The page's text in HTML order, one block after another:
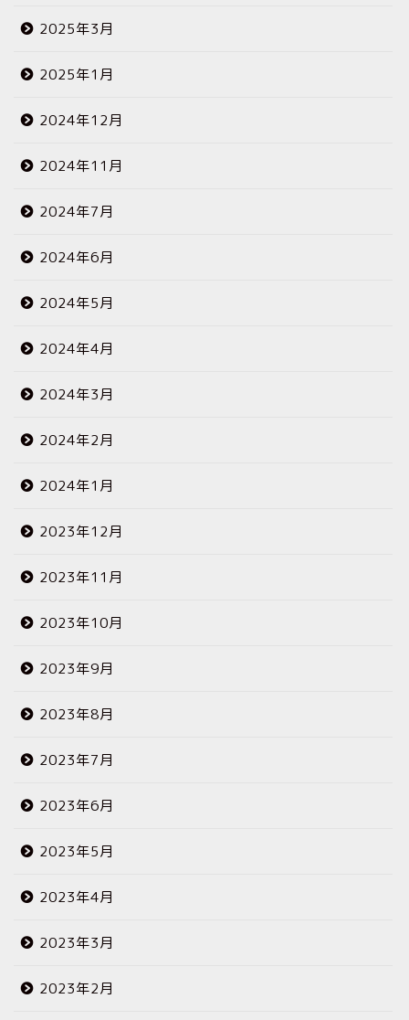
2025年3月
2025年1月
2024年12月
2024年11月
2024年7月
2024年6月
2024年5月
2024年4月
2024年3月
2024年2月
2024年1月
2023年12月
2023年11月
2023年10月
2023年9月
2023年8月
2023年7月
2023年6月
2023年5月
2023年4月
2023年3月
2023年2月